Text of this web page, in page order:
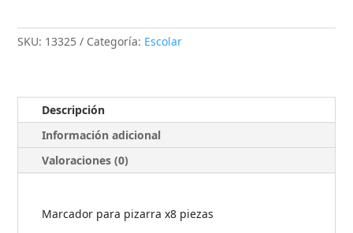
SKU: 13325 Categoría: Escolar
Descripción
Información adicional
Valoraciones (0)
Marcador para pizarra x8 piezas